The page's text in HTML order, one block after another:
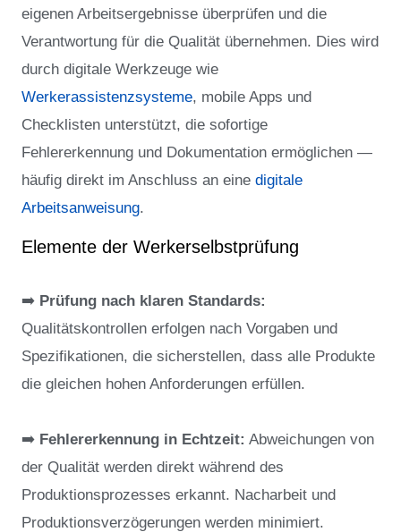
eigenen Arbeitsergebnisse überprüfen und die
Verantwortung für die Qualität übernehmen. Dies wird
durch digitale Werkzeuge wie
Werkerassistenzsysteme, mobile Apps und
Checklisten unterstützt, die sofortige
Fehlererkennung und Dokumentation ermöglichen —
häufig direkt im Anschluss an eine digitale
Arbeitsanweisung.
Elemente der Werkerselbstprüfung
➡️ Prüfung nach klaren Standards:
Qualitätskontrollen erfolgen nach Vorgaben und
Spezifikationen, die sicherstellen, dass alle Produkte
die gleichen hohen Anforderungen erfüllen.
➡️ Fehlererkennung in Echtzeit: Abweichungen von
der Qualität werden direkt während des
Produktionsprozesses erkannt. Nacharbeit und
Produktionsverzögerungen werden minimiert.